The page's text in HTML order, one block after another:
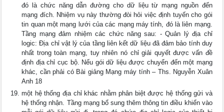
đó là chức năng dẫn đường cho dữ liệu từ mạng nguồn đến
mạng đích. Nhiệm vụ này thường đòi hỏi việc định tuyến cho gói
tin quan một mạng lưới của các mạng máy tính, đó là liên mạng.
Tầng mạng đảm nhiệm các chức năng sau: - Quản lý địa chỉ
logic: Địa chỉ vật lý của tầng liên kết dữ liệu đã đảm bảo tính duy
nhất trong toàn mạng, tuy nhiên nó chỉ giải quyết được vấn đề
định địa chỉ cục bộ. Nếu gói dữ liệu được chuyển đến một mạng
khác, cần phải có Bài giảng Mạng máy tính – Ths. Nguyễn Xuân
Anh 18
một hệ thống địa chỉ khác nhằm phân biệt được hệ thống gửi và
hệ thống nhận. Tầng mạng bổ sung thêm thông tin điều khiển vào